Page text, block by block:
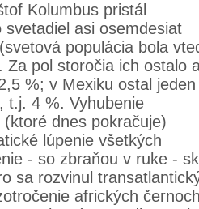
Kolumbus pristál
asi osemdesiat
populácia bola
Za pol storočia ich ostalo
%; v Mexiku ostal jeden
t.j. 4 %. Vyhubenie
dnes pokračuje)
lúpenie všetkých
- so zbraňou v ruke -
sa rozvinul
afrických